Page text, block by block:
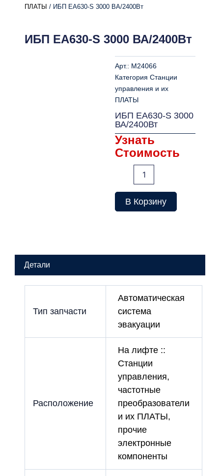
ПЛАТЫ / ИБП EA630-S 3000 ВА/2400Вт
ИБП EA630-S 3000 ВА/2400Вт
Арт.: M24066
Категория Станции
управления и их
ПЛАТЫ
ИБП EA630-S 3000
ВА/2400Вт
Узнать
Стоимость
EA630-
S
В Корзину
Детали
Тип запчасти
Автоматическая
система
эвакуации
Расположение
На лифте ::
Станции
управления,
частотные
преобразователи
и их ПЛАТЫ,
прочие
электронные
компоненты